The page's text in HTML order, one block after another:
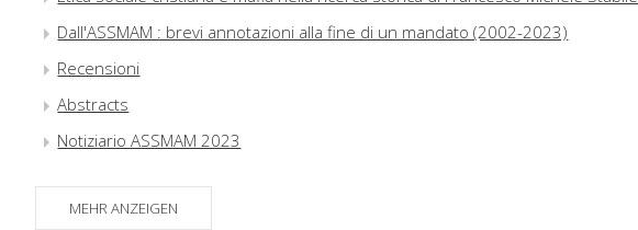
Dall'ASSMAM : brevi annotazioni alla fine di un mandato (2002-2023)
Recensioni
Abstracts
Notiziario ASSMAM 2023
MEHR ANZEIGEN